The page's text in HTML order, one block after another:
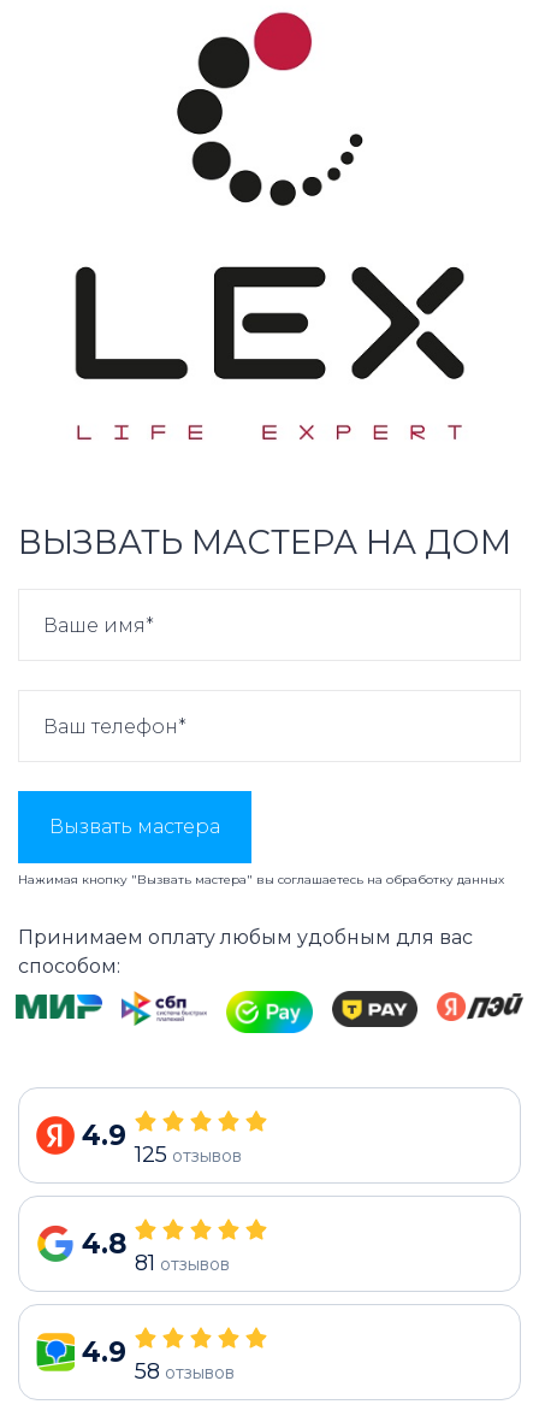
ВЫЗВАТЬ МАСТЕРА НА ДОМ
Вызвать мастера
Нажимая кнопку "Вызвать мастера" вы соглашаетесь на обработку данных
Принимаем оплату любым удобным для вас
способом:
4.9
125 отзывов
4.8
81 отзывов
4.9
58 отзывов